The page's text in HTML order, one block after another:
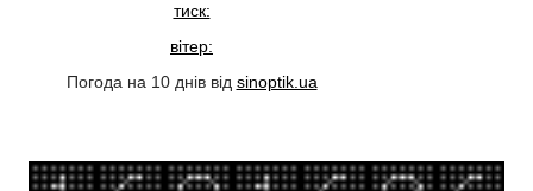
тиск:
вітер:
Погода на 10 днів від sinoptik.ua